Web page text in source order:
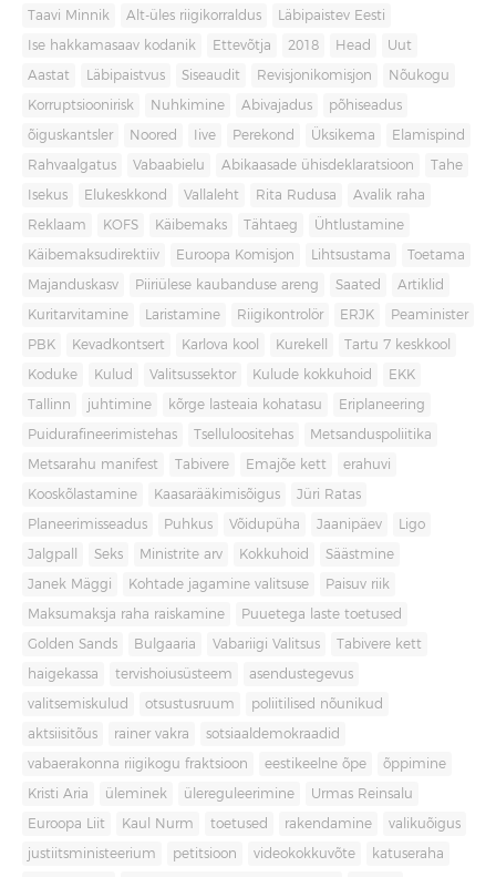
Taavi Minnik Alt-üles riigikorraldus Läbipaistev Eesti
Ise hakkamasaav kodanik Ettevõtja 2018 Head Uut
Aastat Läbipaistvus Siseaudit Revisjonikomisjon Nõukogu
Korruptsioonirisk Nuhkimine Abivajadus põhiseadus
õiguskantsler Noored Iive Perekond Üksikema Elamispind
Rahvaalgatus Vabaabielu Abikaasade ühisdeklaratsioon Tahe
Isekus Elukeskkond Vallaleht Rita Rudusa Avalik raha
Reklaam KOFS Käibemaks Tähtaeg Ühtlustamine
Käibemaksudirektiiv Euroopa Komisjon Lihtsustama Toetama
Majanduskasv Piiriülese kaubanduse areng Saated Artiklid
Kuritarvitamine Laristamine Riigikontrolör ERJK Peaminister
PBK Kevadkontsert Karlova kool Kurekell Tartu 7 keskkool
Koduke Kulud Valitsussektor Kulude kokkuhoid EKK
Tallinn juhtimine kõrge lasteaia kohatasu Eriplaneering
Puidurafineerimistehas Tselluloositehas Metsanduspoliitika
Metsarahu manifest Tabivere Emajõe kett erahuvi
Kooskõlastamine Kaasarääkimisõigus Jüri Ratas
Planeerimisseadus Puhkus Võidupüha Jaanipäev Ligo
Jalgpall Seks Ministrite arv Kokkuhoid Säästmine
Janek Mäggi Kohtade jagamine valitsuse Paisuv riik
Maksumaksja raha raiskamine Puuetega laste toetused
Golden Sands Bulgaaria Vabariigi Valitsus Tabivere kett
haigekassa tervishoiusüsteem asendustegevus
valitsemiskulud otsustusruum poliitilised nõunikud
aktsiisitõus rainer vakra sotsiaaldemokraadid
vabaerakonna riigikogu fraktsioon eestikeelne õpe õppimine
Kristi Aria üleminek ülereguleerimine Urmas Reinsalu
Euroopa Liit Kaul Nurm toetused rakendamine valikuõigus
justiitsministeerium petitsioon videokokkuvõte katuseraha